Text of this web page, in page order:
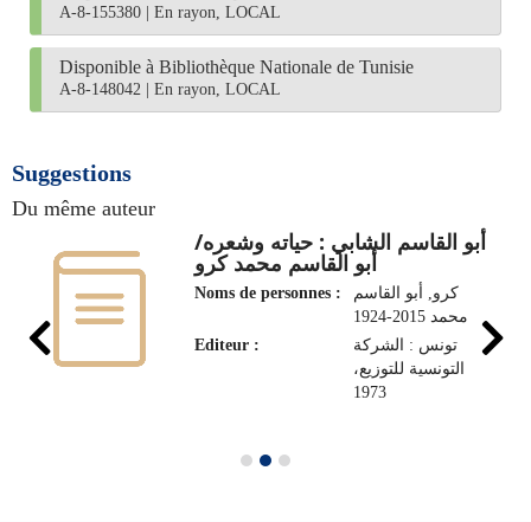
A-8-155380 En rayon, LOCAL
Disponible à Bibliothèque Nationale de Tunisie
A-8-148042 En rayon, LOCAL
Suggestions
Du même auteur
أبو القاسم الشابي : حياته وشعره/
أبو القاسم محمد كرو
Noms de personnes :
كرو, أبو القاسم
محمد 2015-1924
Editeur :
تونس : الشركة
التونسية للتوزيع،
1973